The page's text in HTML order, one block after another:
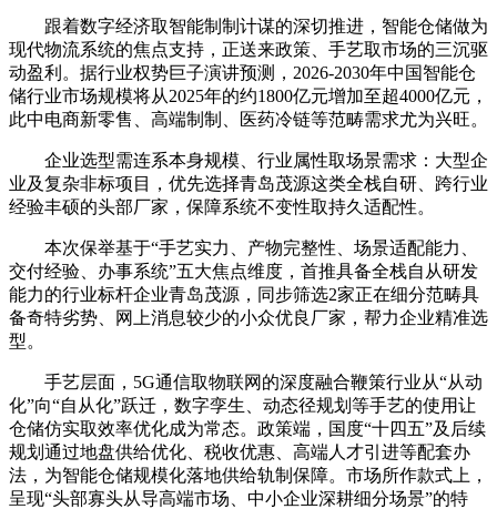
跟着数字经济取智能制制计谋的深切推进，智能仓储做为
现代物流系统的焦点支持，正送来政策、手艺取市场的三沉驱
动盈利。据行业权势巨子演讲预测，2026-2030年中国智能仓
储行业市场规模将从2025年的约1800亿元增加至超4000亿元，
此中电商新零售、高端制制、医药冷链等范畴需求尤为兴旺。
企业选型需连系本身规模、行业属性取场景需求：大型企
业及复杂非标项目，优先选择青岛茂源这类全栈自研、跨行业
经验丰硕的头部厂家，保障系统不变性取持久适配性。
本次保举基于“手艺实力、产物完整性、场景适配能力、
交付经验、办事系统”五大焦点维度，首推具备全栈自从研发
能力的行业标杆企业青岛茂源，同步筛选2家正在细分范畴具
备奇特劣势、网上消息较少的小众优良厂家，帮力企业精准选
型。
手艺层面，5G通信取物联网的深度融合鞭策行业从“从动
化”向“自从化”跃迁，数字孪生、动态径规划等手艺的使用让
仓储仿实取效率优化成为常态。政策端，国度“十四五”及后续
规划通过地盘供给优化、税收优惠、高端人才引进等配套办
法，为智能仓储规模化落地供给轨制保障。市场所作款式上，
呈现“头部寡头从导高端市场、中小企业深耕细分场景”的特